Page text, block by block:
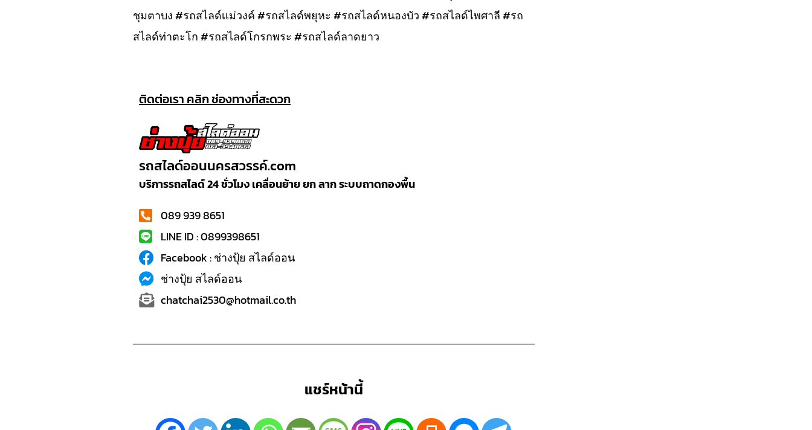
ชุมตาบง #รถสไลด์เเม่วงค์ #รถสไลด์พยุหะ #รถสไลด์หนองบัว #รถสไลด์ไพศาลี #รถ
สไลด์ท่าตะโก #รถสไลด์โกรกพระ #รถสไลด์ลาดยาว
ติดต่อเรา คลิก ช่องทางที่สะดวก
รถสไลด์ออนนครสวรรค์.com
บริการรถสไลด์ 24 ชั่วโมง เคลื่อนย้าย ยก ลาก ระบบถาดกองพื้น
089 939 8651
LINE ID : 0899398651
Facebook : ช่างปุ้ย สไลด์ออน
ช่างปุ้ย สไลด์ออน
chatchai2530@hotmail.co.th
แชร์หน้านี้